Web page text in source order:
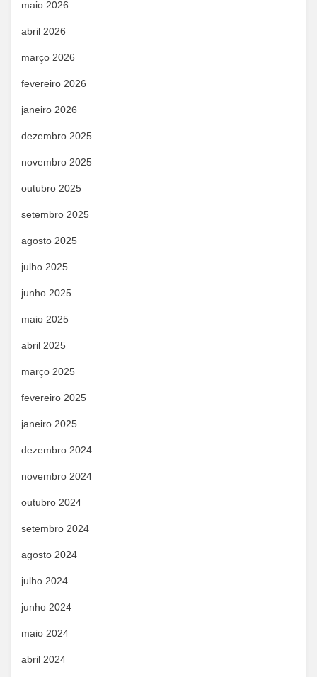
maio 2026
abril 2026
março 2026
fevereiro 2026
janeiro 2026
dezembro 2025
novembro 2025
outubro 2025
setembro 2025
agosto 2025
julho 2025
junho 2025
maio 2025
abril 2025
março 2025
fevereiro 2025
janeiro 2025
dezembro 2024
novembro 2024
outubro 2024
setembro 2024
agosto 2024
julho 2024
junho 2024
maio 2024
abril 2024